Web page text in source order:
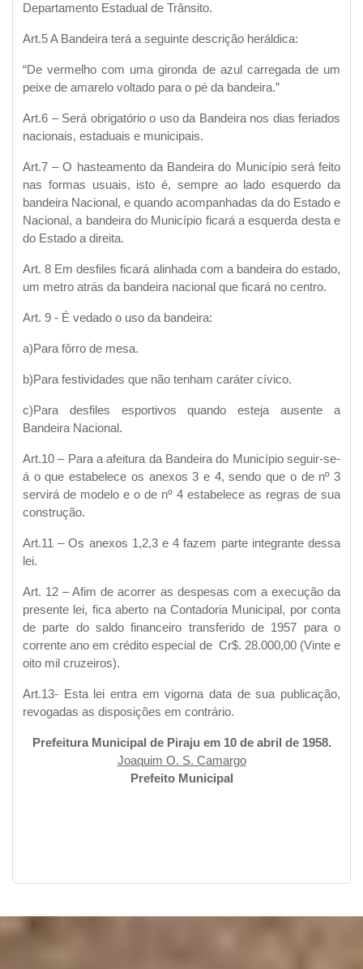
Departamento Estadual de Trânsito.
Art.5 A Bandeira terá a seguinte descrição heráldica:
“De vermelho com uma gironda de azul carregada de um
peixe de amarelo voltado para o pé da bandeira.”
Art.6 – Será obrigatório o uso da Bandeira nos dias feriados
nacionais, estaduais e municipais.
Art.7 – O hasteamento da Bandeira do Município será feito
nas formas usuais, isto é, sempre ao lado esquerdo da
bandeira Nacional, e quando acompanhadas da do Estado e
Nacional, a bandeira do Município ficará a esquerda desta e
do Estado a direita.
Art. 8 Em desfiles ficará alinhada com a bandeira do estado,
um metro atrás da bandeira nacional que ficará no centro.
Art. 9 - É vedado o uso da bandeira:
a)Para fôrro de mesa.
b)Para festividades que não tenham caráter cívico.
c)Para desfiles esportivos quando esteja ausente a
Bandeira Nacional.
Art.10 – Para a afeitura da Bandeira do Município seguir-se-
á o que estabelece os anexos 3 e 4, sendo que o de nº 3
servirá de modelo e o de nº 4 estabelece as regras de sua
construção.
Art.11 – Os anexos 1,2,3 e 4 fazem parte integrante dessa
lei.
Art. 12 – Afim de acorrer as despesas com a execução da
presente lei, fica aberto na Contadoria Municipal, por conta
de parte do saldo financeiro transferido de 1957 para o
corrente ano em crédito especial de Cr$. 28.000,00 (Vinte e
oito mil cruzeiros).
Art.13- Esta lei entra em vigorna data de sua publicação,
revogadas as disposições em contrário.
Prefeitura Municipal de Piraju em 10 de abril de 1958.
Joaquim O. S. Camargo
Prefeito Municipal